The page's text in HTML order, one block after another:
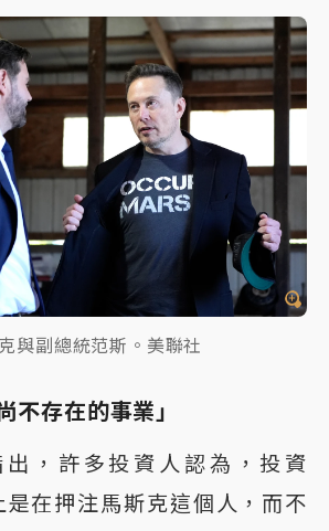
與副總統范斯。美聯社
不存在的事業」
，許多投資人認為，投資
在押注馬斯克這個人，而不